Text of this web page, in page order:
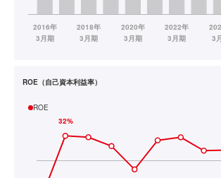
ROE（自己資本利益率）
ROE